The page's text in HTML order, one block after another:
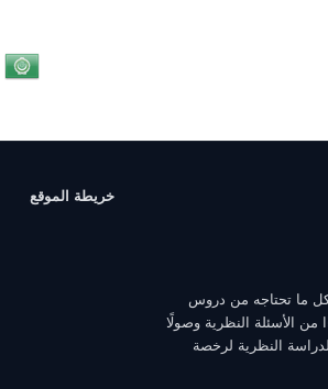
ما تحتاجه من دروس
الأسئلة النظرية وصولًا
النظرية لرخصة
خريطة الموقع